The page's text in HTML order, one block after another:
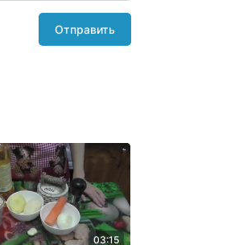
Отправить
03:15